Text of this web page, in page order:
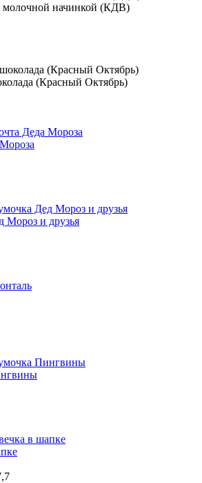
молочной начинкой (КДВ)
(Красный Октябрь)
Мороз и друзья